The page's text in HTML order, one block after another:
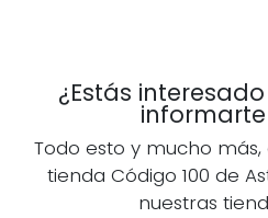
¿Estás
Todo esto y mucho
tienda Código 100 de
nuestras